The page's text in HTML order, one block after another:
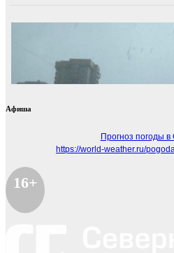
Афиша
Прогноз погоды
https://world-weather.ru/
16+